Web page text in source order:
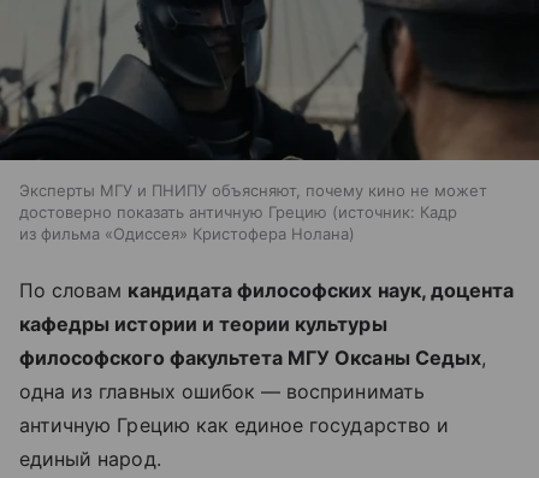
Эксперты МГУ и ПНИПУ объясняют, почему кино не может
достоверно показать античную Грецию
источник: Кадр
из фильма «Одиссея» Кристофера Нолана
По словам кандидата философских наук, доцента
кафедры истории и теории культуры
философского факультета МГУ Оксаны Седых,
одна из главных ошибок — воспринимать
античную Грецию как единое государство и
единый народ.